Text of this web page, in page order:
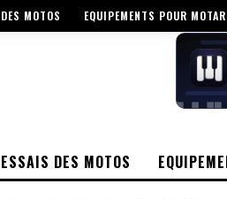
MOTOS EQUIPEMENTS POUR
ESSAIS DES MOTOS